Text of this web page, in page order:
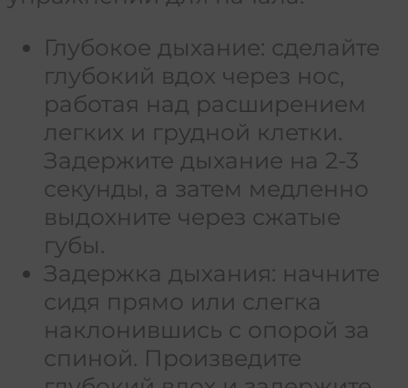
Глубокое дыхание: сделайте
глубокий вдох через нос,
работая над расширением
легких и грудной клетки.
Задержите дыхание на 2-3
секунды, а затем медленно
выдохните через сжатые
губы.
Задержка дыхания: начните
сидя прямо или слегка
наклонившись с опорой за
спиной. Произведите